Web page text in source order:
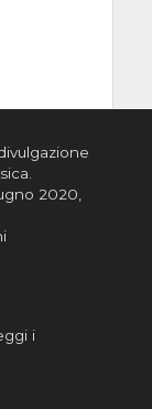
2020,
i